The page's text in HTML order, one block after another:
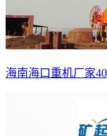
海南海口重机厂家